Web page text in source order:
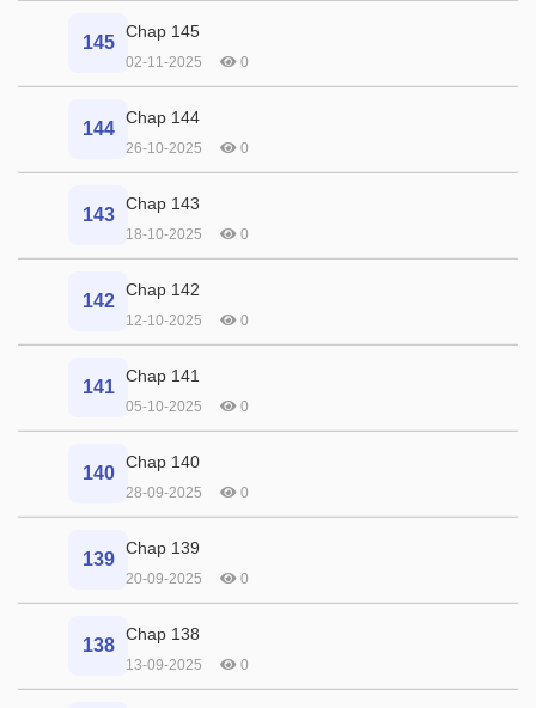
145
Chap 145
02-11-2025 0
144
Chap 144
26-10-2025 0
143
Chap 143
18-10-2025 0
142
Chap 142
12-10-2025 0
141
Chap 141
05-10-2025 0
140
Chap 140
28-09-2025 0
139
Chap 139
20-09-2025 0
138
Chap 138
13-09-2025 0